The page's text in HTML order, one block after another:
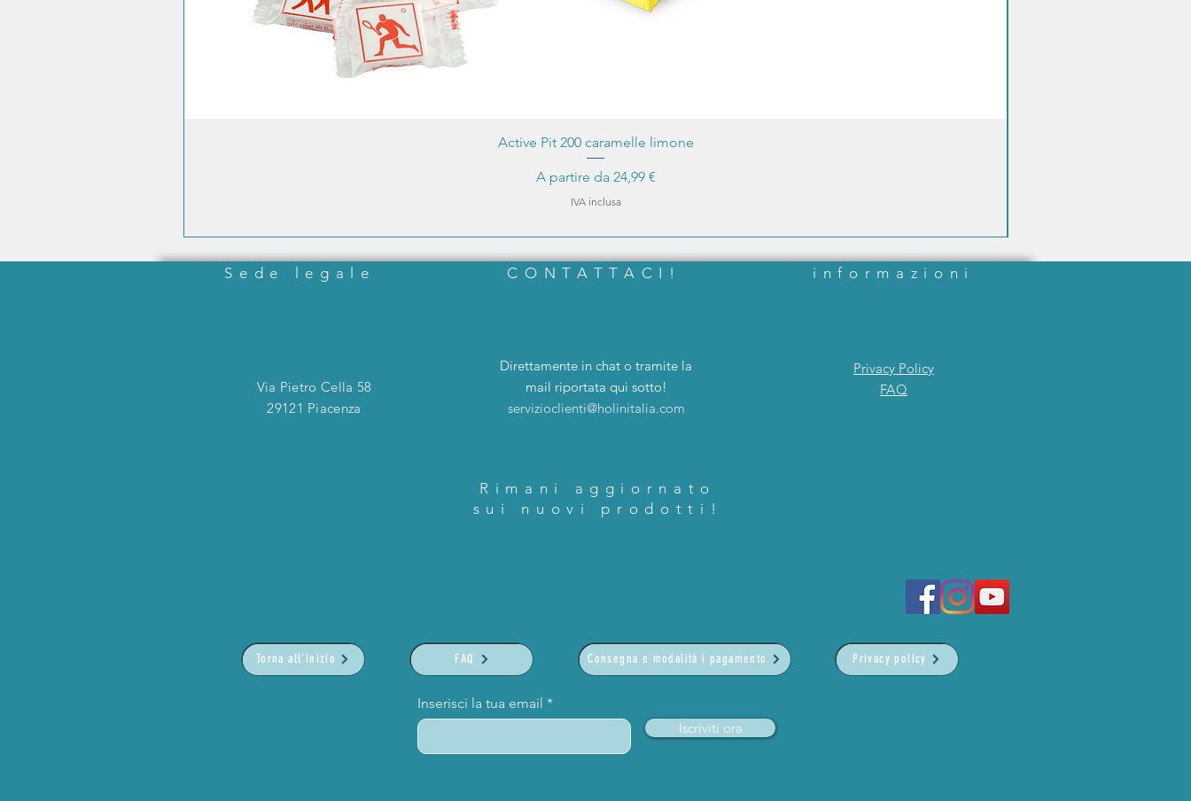
Active Pit 200 caramelle limone
A partire da 24,99 €
Prezzo scontato
IVA inclusa
Sede legale CONTATTACI! informazioni
Via Pietro Cella 58
29121 Piacenza
Direttamente in chat o tramite la
mail riportata qui sotto!
servizioclienti@holinitalia.com
Privacy Policy
FAQ
Rimani aggiornato
sui nuovi prodotti!
Torna all'inizio FAQ Consegna e modalità i pagamento Privacy policy
Inserisci la tua email
Iscriviti ora